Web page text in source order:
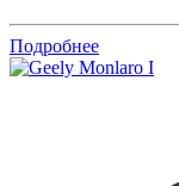
Подробнее